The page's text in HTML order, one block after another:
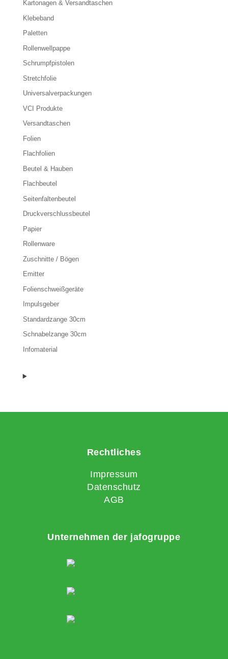
Kartonagen & Versandtaschen
Klebeband
Paletten
Rollenwellpappe
Schrumpfpistolen
Stretchfolie
Universalverpackungen
VCI Produkte
Versandtaschen
Folien
Flachfolien
Beutel & Hauben
Flachbeutel
Seitenfaltenbeutel
Druckverschlussbeutel
Papier
Rollenware
Zuschnitte / Bögen
Emitter
Folienschweißgeräte
Impulsgeber
Standardzange 30cm
Schnabelzange 30cm
Infomaterial
Rechtliches
Impressum
Datenschutz
AGB
Unternehmen der jafogruppe